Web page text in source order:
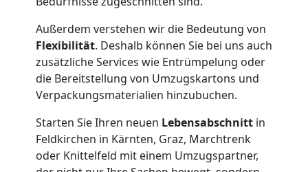
Außerdem verstehen wir die Bedeutung von
Flexibilität. Deshalb können Sie bei uns auch
zusätzliche Services wie Entrümpelung oder
die Bereitstellung von Umzugskartons und
Verpackungsmaterialien hinzubuchen.
Starten Sie Ihren neuen Lebensabschnitt in
Feldkirchen in Kärnten, Graz, Marchtrenk
oder Knittelfeld mit einem Umzugspartner,